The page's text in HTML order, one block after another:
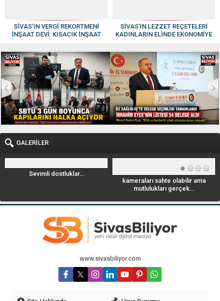
SİVAS’IN VERGİ REKORTMENİ
İNŞAAT DEVİ: KISACIK İNŞAAT
GÜVEN VE KALİTENİN ADI OLDU
SİVAS’IN LEZZET REÇETELERİ
KADINLARIN ELİNDE EKONOMİYE
KAZANDIRILIYOR
GALERİLER
Geyik Leoparla savaşıyor. videoyu
izle
www.sivasbiliyor.com